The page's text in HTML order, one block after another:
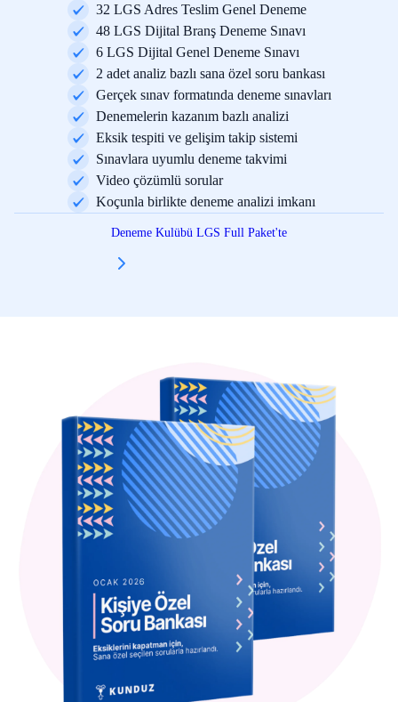
32 LGS Adres Teslim Genel Deneme
48 LGS Dijital Branş Deneme Sınavı
6 LGS Dijital Genel Deneme Sınavı
2 adet analiz bazlı sana özel soru bankası
Gerçek sınav formatında deneme sınavları
Denemelerin kazanım bazlı analizi
Eksik tespiti ve gelişim takip sistemi
Sınavlara uyumlu deneme takvimi
Video çözümlü sorular
Koçunla birlikte deneme analizi imkanı
Deneme Kulübü LGS Full Paket'te